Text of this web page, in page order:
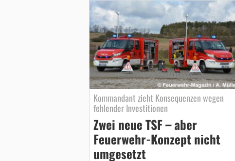
Kommandant zieht Konsequenzen wegen
fehlender Investitionen
Zwei neue TSF – aber
Feuerwehr-Konzept nicht
umgesetzt